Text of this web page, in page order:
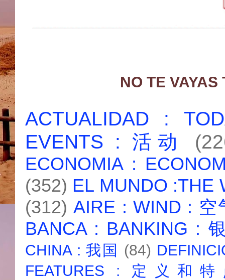
NO TE
ACTUALIDAD :
EVENTS : 活动
ECONOMIA :
(352) EL MUNDO :THE
(312) AIRE : WIND : 空
BANCA : BANKING :
CHINA : 我国 (84)
FEATURES : 定义和